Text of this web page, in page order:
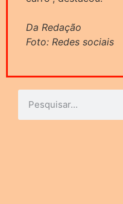
Da Redação
Foto: Redes sociais